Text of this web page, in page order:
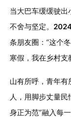
当大巴车缓缓驶
不舍与坚定。
条朋友圈：“这个
寒假，我在乡村支
山有所呼，青年
人，用脚步丈量民
身正为范”融入每